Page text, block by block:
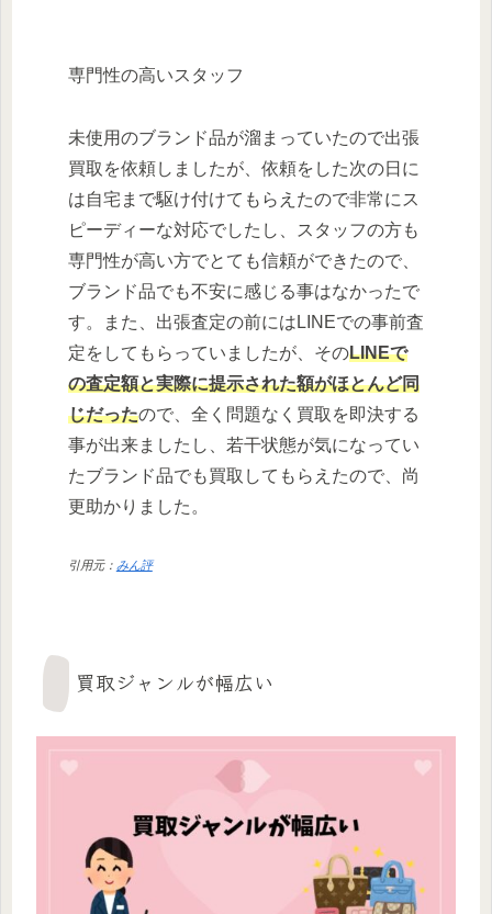
専門性の高いスタッフ
未使用のブランド品が溜まっていたので出張
買取を依頼しましたが、依頼をした次の日に
は自宅まで駆け付けてもらえたので非常にス
ピーディーな対応でしたし、スタッフの方も
専門性が高い方でとても信頼ができたので、
ブランド品でも不安に感じる事はなかったで
す。また、出張査定の前にはLINEでの事前査
定をしてもらっていましたが、そのLINEで
の査定額と実際に提示された額がほとんど同
じだったので、全く問題なく買取を即決する
事が出来ましたし、若干状態が気になってい
たブランド品でも買取してもらえたので、尚
更助かりました。
引用元： みん評
買取ジャンルが幅広い